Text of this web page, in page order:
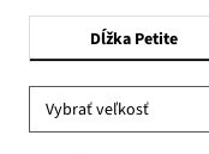
Dĺžka Petite
Vybrať veľkosť